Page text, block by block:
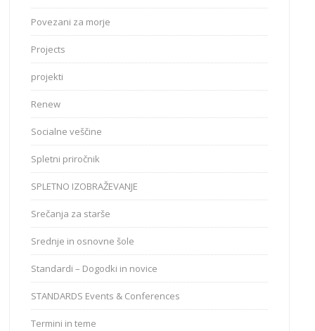
Povezani za morje
Projects
projekti
Renew
Socialne veščine
Spletni priročnik
SPLETNO IZOBRAŽEVANJE
Srečanja za starše
Srednje in osnovne šole
Standardi – Dogodki in novice
STANDARDS Events & Conferences
Termini in teme